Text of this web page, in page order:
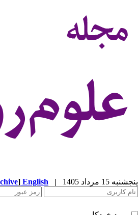
پنجشنبه 15 مرداد 1405 |
English
]